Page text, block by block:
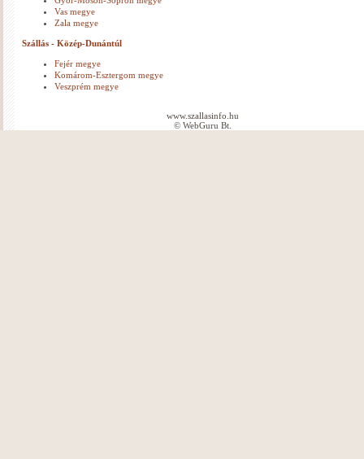
Vas megye
Zala megye
Szállás - Közép-Dunántúl
Fejér megye
Komárom-Esztergom megye
Veszprém megye
www.szallasinfo.hu
© WebGuru Bt.